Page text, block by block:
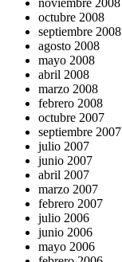
octubre 2008
septiembre 2008
agosto 2008
mayo 2008
abril 2008
marzo 2008
febrero 2008
octubre 2007
septiembre 2007
julio 2007
junio 2007
abril 2007
marzo 2007
febrero 2007
julio 2006
junio 2006
mayo 2006